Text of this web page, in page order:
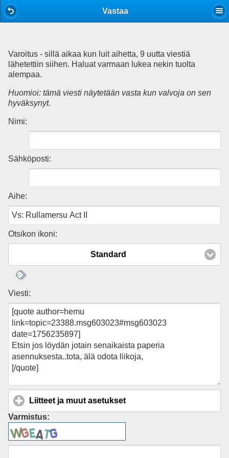
Vastaa
Varoitus - sillä aikaa kun luit aihetta, 9 uutta viestiä
lähetettiin siihen. Haluat varmaan lukea nekin tuolta
alempaa.
Huomioi: tämä viesti näytetään vasta kun valvoja on sen
hyväksynyt.
Nimi:
Sähköposti:
Aihe:
Otsikon ikoni:
Standard
Viesti:
Liitteet ja muut asetukset
Varmistus: